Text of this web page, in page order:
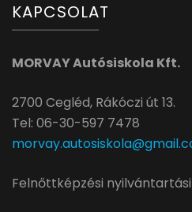
KAPCSOLAT
MORVAY Autósiskola Kft.
2700 Cegléd, Rákóczi út 13.
Tel: 06-30-597 7478
Felnőttképzési